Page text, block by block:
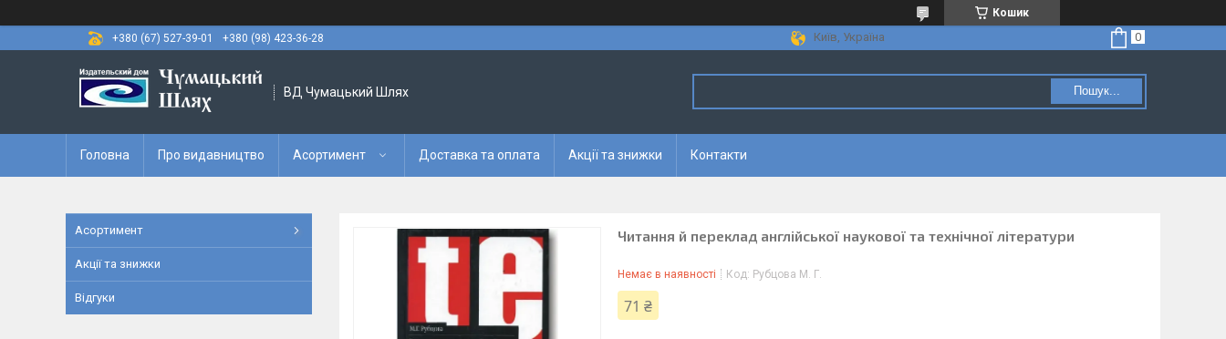
Кошик
+380 (67) 527-39-01
+380 (98) 423-36-28 Київ, Україна
ВД Чумацький Шлях Пошук...
Головна Про видавництво Асортимент Доставка та оплата Акції та знижки Контакти
Читання й переклад англійської наукової та технічної літератури
Немає в наявності Код: Рубцова М. Г.
71 ₴
Асортимент
Акції та знижки
Відгуки